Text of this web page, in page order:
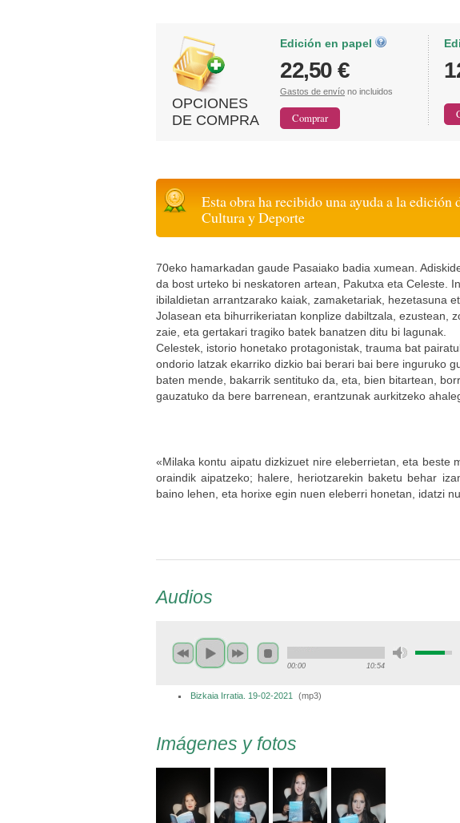
OPCIONES
DE COMPRA
Edición en papel
22,50 €
Gastos de envío no incluidos
Esta obra ha recibido una ayuda a la
Cultura y Deporte
70eko hamarkadan gaude Pasaiako badia xumean.
da bost urteko bi neskatoren artean, Pakutxa eta Celeste.
ibilaldietan arrantzarako kaiak, zamaketariak, hezetasuna
Jolasean eta bihurrikeriatan konplize dabiltzala, ezustean,
zaie, eta gertakari tragiko batek banatzen ditu bi lagunak.
Celestek, istorio honetako protagonistak, trauma bat
ondorio latzak ekarriko dizkio bai berari bai bere inguruko
baten mende, bakarrik sentituko da, eta, bien bitartean,
gauzatuko da bere barrenean, erantzunak aurkitzeko
«Milaka kontu aipatu dizkizuet nire eleberrietan, eta beste
oraindik aipatzeko; halere, heriotzarekin baketu behar
baino lehen, eta horixe egin nuen eleberri honetan, idatzi
Audios
00:00 10:54
Bizkaia Irratia. 19-02-2021 (mp3)
Imágenes y fotos